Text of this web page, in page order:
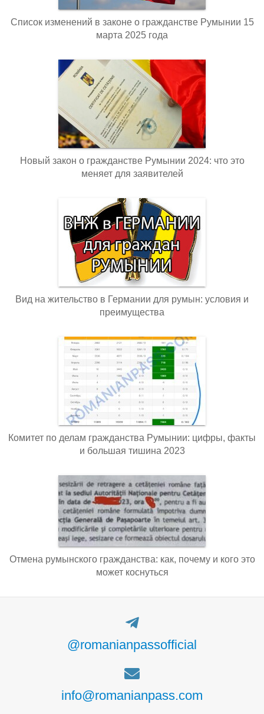
Список изменений в законе о гражданстве Румынии 15
марта 2025 года
Новый закон о гражданстве Румынии 2024: что это
меняет для заявителей
Вид на жительство в Германии для румын: условия и
преимущества
Комитет по делам гражданства Румынии: цифры, факты
и большая тишина 2023
Отмена румынского гражданства: как, почему и кого это
может коснуться
@romanianpassofficial
info@romanianpass.com